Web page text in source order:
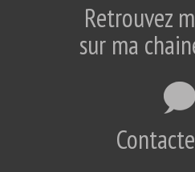
Retrouvez
sur ma